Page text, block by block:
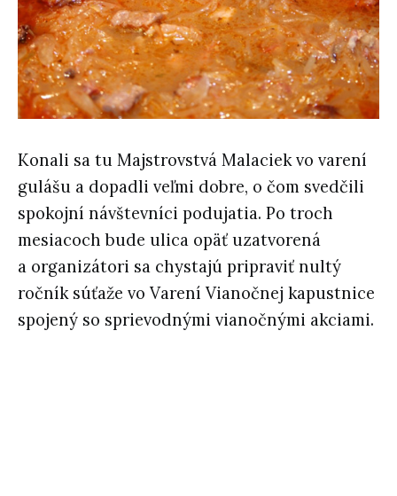
Konali sa tu Majstrovstvá Malaciek vo varení
gulášu a dopadli veľmi dobre, o čom svedčili
spokojní návštevníci podujatia. Po troch
mesiacoch bude ulica opäť uzatvorená
a organizátori sa chystajú pripraviť nultý
ročník súťaže vo Varení Vianočnej kapustnice
spojený so sprievodnými vianočnými akciami.